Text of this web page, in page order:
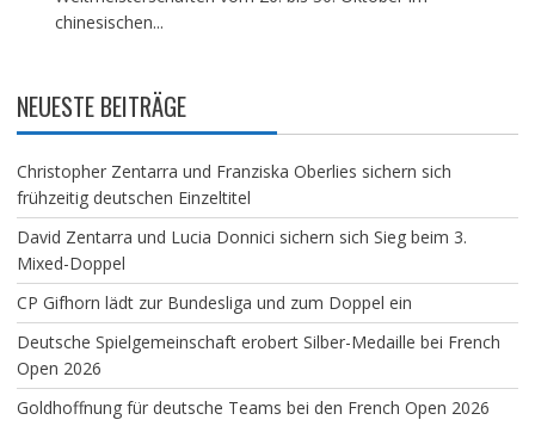
chinesischen...
NEUESTE BEITRÄGE
Christopher Zentarra und Franziska Oberlies sichern sich
frühzeitig deutschen Einzeltitel
David Zentarra und Lucia Donnici sichern sich Sieg beim 3.
Mixed-Doppel
CP Gifhorn lädt zur Bundesliga und zum Doppel ein
Deutsche Spielgemeinschaft erobert Silber-Medaille bei French
Open 2026
Goldhoffnung für deutsche Teams bei den French Open 2026